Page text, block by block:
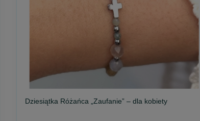
naturalnych kamieni.
jubileusz / rocznice, jest zupełnie inny.
Dziesiątka Różańca „Zaufanie” – dla kobiety